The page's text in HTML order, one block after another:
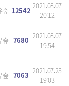
숲 12542
2021.08.07
20:12
숲 7680 2021.08.07
19:54
숲 7063 2021.07.23
19:03